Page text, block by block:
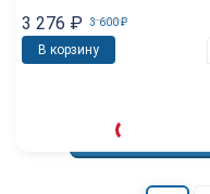
3 600₽
3 276 ₽
В корзину